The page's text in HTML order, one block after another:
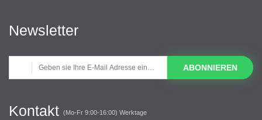
Newsletter
ABONNIEREN
Kontakt (Mo-Fr 9:00-16:00) Werktage